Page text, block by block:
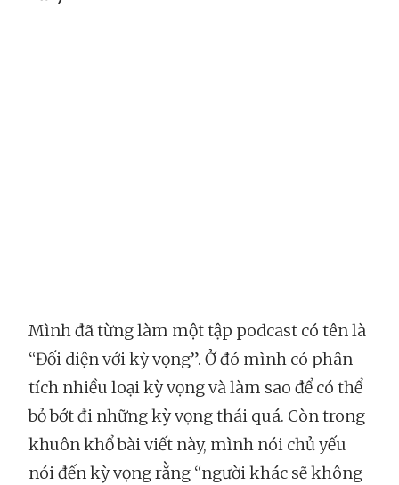
Mình đã từng làm một tập podcast có tên là
“Đối diện với kỳ vọng”. Ở đó mình có phân
tích nhiều loại kỳ vọng và làm sao để có thể
bỏ bớt đi những kỳ vọng thái quá. Còn trong
khuôn khổ bài viết này, mình nói chủ yếu
nói đến kỳ vọng rằng “người khác sẽ không